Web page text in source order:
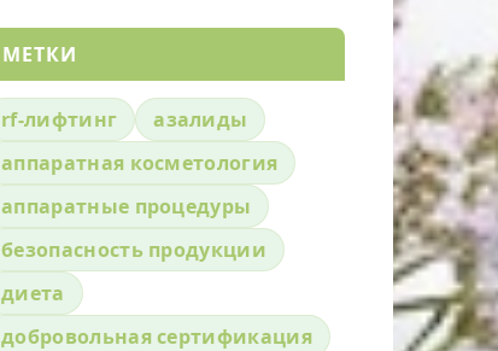
МЕТКИ
rf-лифтинг
азалиды
аппаратная косметология
аппаратные процедуры
безопасность продукции
диета
добровольная сертификация